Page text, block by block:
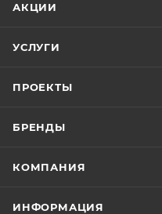
АКЦИИ
УСЛУГИ
ПРОЕКТЫ
БРЕНДЫ
КОМПАНИЯ
ИНФОРМАЦИЯ